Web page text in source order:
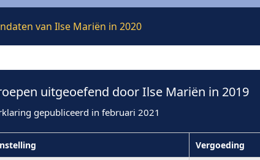
van Ilse Mariën in 2020
uitgeoefend door Ilse Mariën in 2019
gepubliceerd in februari 2021
Vergoeding